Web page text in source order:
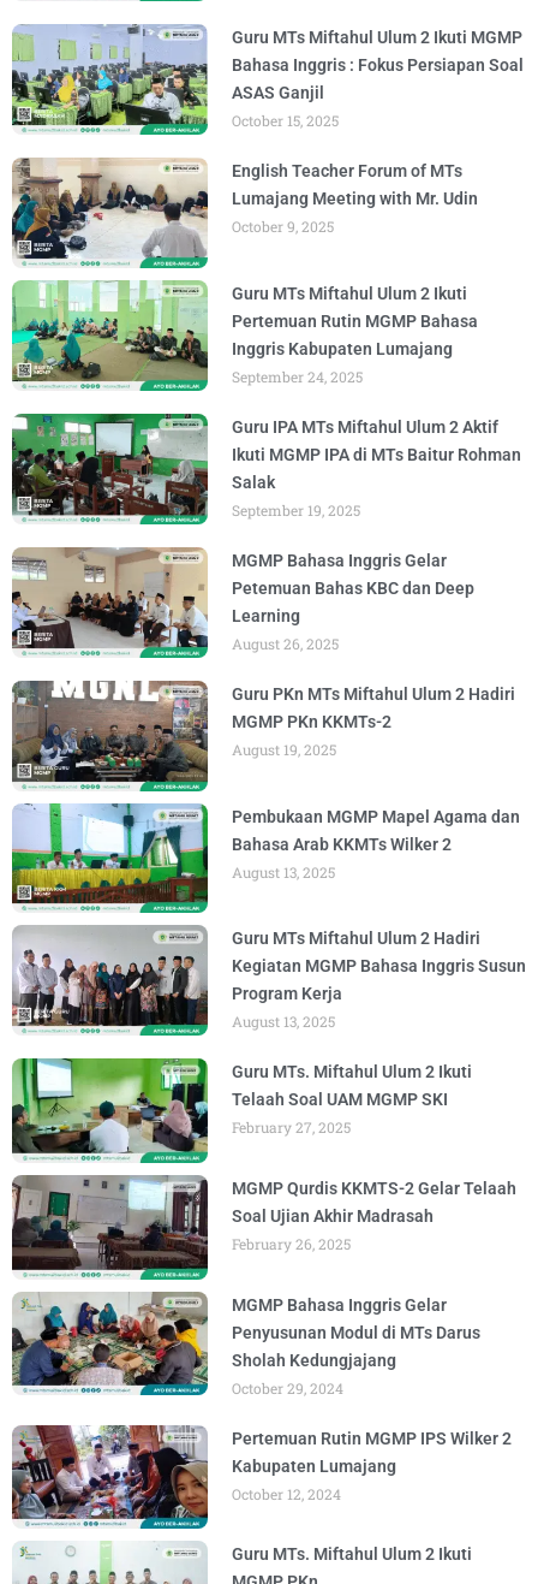
Guru MTs Miftahul Ulum 2 Ikuti MGMP
Bahasa Inggris : Fokus Persiapan Soal
ASAS Ganjil
October 15, 2025
English Teacher Forum of MTs
Lumajang Meeting with Mr. Udin
October 9, 2025
Guru MTs Miftahul Ulum 2 Ikuti
Pertemuan Rutin MGMP Bahasa
Inggris Kabupaten Lumajang
September 24, 2025
Guru IPA MTs Miftahul Ulum 2 Aktif
Ikuti MGMP IPA di MTs Baitur Rohman
Salak
September 19, 2025
MGMP Bahasa Inggris Gelar
Petemuan Bahas KBC dan Deep
Learning
August 26, 2025
Guru PKn MTs Miftahul Ulum 2 Hadiri
MGMP PKn KKMTs-2
August 19, 2025
Pembukaan MGMP Mapel Agama dan
Bahasa Arab KKMTs Wilker 2
August 13, 2025
Guru MTs Miftahul Ulum 2 Hadiri
Kegiatan MGMP Bahasa Inggris Susun
Program Kerja
August 13, 2025
Guru MTs. Miftahul Ulum 2 Ikuti
Telaah Soal UAM MGMP SKI
February 27, 2025
MGMP Qurdis KKMTS-2 Gelar Telaah
Soal Ujian Akhir Madrasah
February 26, 2025
MGMP Bahasa Inggris Gelar
Penyusunan Modul di MTs Darus
Sholah Kedungjajang
October 29, 2024
Pertemuan Rutin MGMP IPS Wilker 2
Kabupaten Lumajang
October 12, 2024
Guru MTs. Miftahul Ulum 2 Ikuti